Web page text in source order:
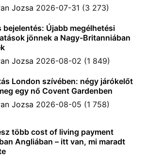
Jozsa 2026-07-31 (3 273)
bejelentés: Újabb megélhetési
jönnek a Nagy-Britanniában
Jozsa 2026-08-02 (1 849)
London szívében: négy járókelőt
egy nő Covent Gardenben
Jozsa 2026-08-05 (1 758)
több cost of living payment
Angliában – itt van, mi maradt